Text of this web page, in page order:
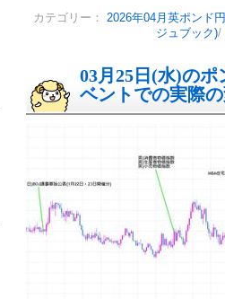
カテゴリー： 2026年04月英ポンド円
ジュブック)/
03月25日(水)の
ベントでの実際